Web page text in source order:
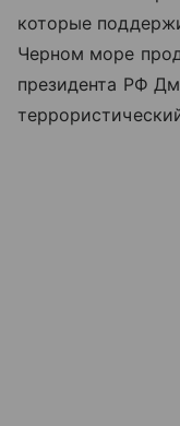
которые
Черном море
президента РФ